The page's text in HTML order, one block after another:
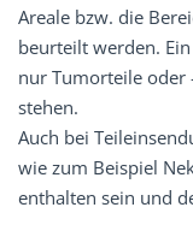
Areale bzw. die
beurteilt werden.
nur Tumorteile oder
stehen.
Auch bei
wie zum Beispiel
enthalten sein und